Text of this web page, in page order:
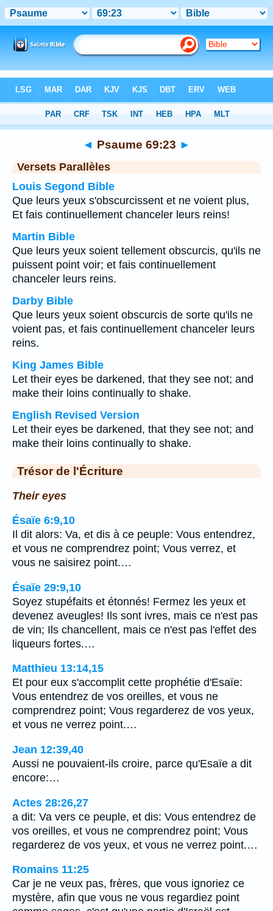
Chapitre 69> Verset 23
◄ Psaume 69:23 ►
Versets Parallèles
Louis Segond Bible
Que leurs yeux s'obscurcissent et ne voient plus,
Et fais continuellement chanceler leurs reins!
Martin Bible
Que leurs yeux soient tellement obscurcis, qu'ils ne
puissent point voir; et fais continuellement
chanceler leurs reins.
Darby Bible
Que leurs yeux soient obscurcis de sorte qu'ils ne
voient pas, et fais continuellement chanceler leurs
reins.
King James Bible
Let their eyes be darkened, that they see not; and
make their loins continually to shake.
English Revised Version
Let their eyes be darkened, that they see not; and
make their loins continually to shake.
Trésor de l'Écriture
Their eyes
Ésaïe 6:9,10
Il dit alors: Va, et dis à ce peuple: Vous entendrez,
et vous ne comprendrez point; Vous verrez, et
vous ne saisirez point.…
Ésaïe 29:9,10
Soyez stupéfaits et étonnés! Fermez les yeux et
devenez aveugles! Ils sont ivres, mais ce n'est pas
de vin; Ils chancellent, mais ce n'est pas l'effet des
liqueurs fortes.…
Matthieu 13:14,15
Et pour eux s'accomplit cette prophétie d'Esaïe:
Vous entendrez de vos oreilles, et vous ne
comprendrez point; Vous regarderez de vos yeux,
et vous ne verrez point.…
Jean 12:39,40
Aussi ne pouvaient-ils croire, parce qu'Esaïe a dit
encore:…
Actes 28:26,27
a dit: Va vers ce peuple, et dis: Vous entendrez de
vos oreilles, et vous ne comprendrez point; Vous
regarderez de vos yeux, et vous ne verrez point.…
Romains 11:25
Car je ne veux pas, frères, que vous ignoriez ce
mystère, afin que vous ne vous regardiez point